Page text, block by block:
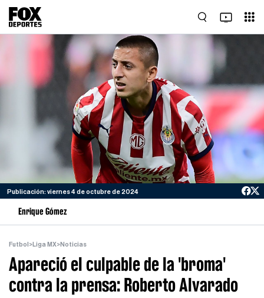
Publicación: viernes 4 de octubre de 2024
Enrique Gómez
Futbol >Liga MX>Noticias
Apareció el culpable de la 'broma'
contra la prensa: Roberto Alvarado